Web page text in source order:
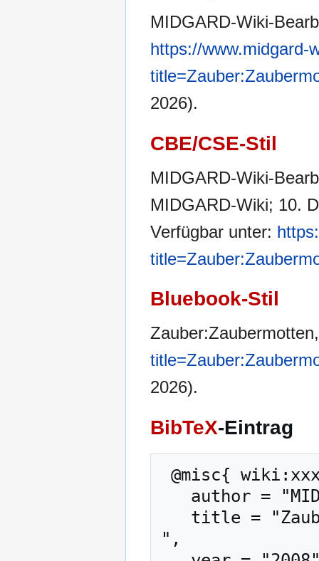
MIDGARD-Wiki-
https://www.midgard-
2026).
CBE/CSE-Stil
MIDGARD-Wiki-
MIDGARD-Wiki; 10.
Verfügbar unter:
Bluebook-Stil
2026).
BibTeX-Eintrag
",